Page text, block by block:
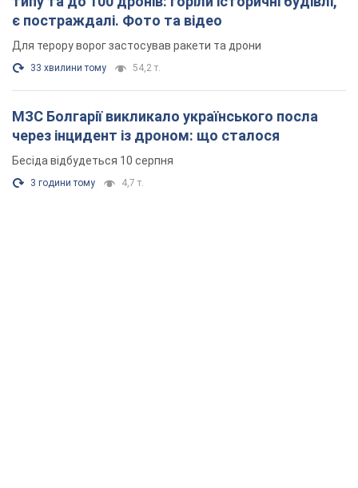
є постраждалі. Фото та відео
Для терору ворог застосував ракети та дрони
33 хвилини тому 54,2 т.
МЗС Болгарії викликало українського посла
через інцидент із дроном: що сталося
Бесіда відбудеться 10 серпня
3 години тому 4,7 т.